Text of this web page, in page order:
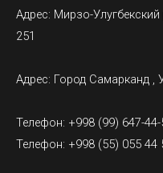
Адрес: Мирзо-
251
Адрес: Город Самарканд ,
Телефон: +998 (99) 647-44-
Телефон: +998 (55) 055 44